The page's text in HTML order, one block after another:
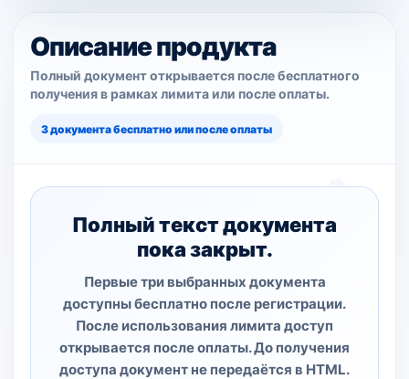
Описание продукта
Полный документ открывается после бесплатного
получения в рамках лимита или после оплаты.
3 документа бесплатно или после оплаты
Полный текст документа
пока закрыт.
Первые три выбранных документа
доступны бесплатно после регистрации.
После использования лимита доступ
открывается после оплаты. До получения
доступа документ не передаётся в HTML.